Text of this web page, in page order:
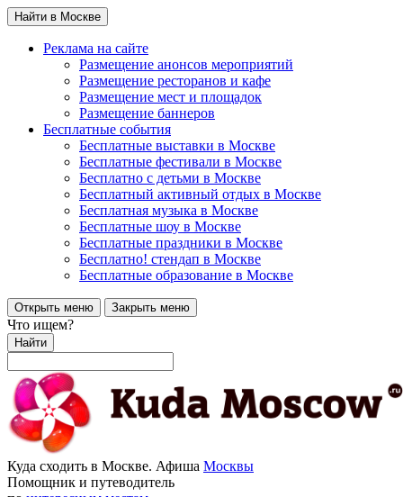
Найти в Москве
Реклама на сайте
Размещение анонсов мероприятий
Размещение ресторанов и кафе
Размещение мест и площадок
Размещение баннеров
Бесплатные события
Бесплатные выставки в Москве
Бесплатные фестивали в Москве
Бесплатно с детьми в Москве
Бесплатный активный отдых в Москве
Бесплатная музыка в Москве
Бесплатные шоу в Москве
Бесплатные праздники в Москве
Бесплатно! стендап в Москве
Бесплатные образование в Москве
Открыть меню Закрыть меню
Что ищем?
Найти
Куда сходить в Москве. Афиша Москвы
Помощник и путеводитель